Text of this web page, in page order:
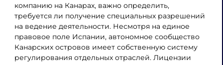
компанию на Канарах, важно определить,
требуется ли получение специальных разрешений
на ведение деятельности. Несмотря на единое
правовое поле Испании, автономное сообщество
Канарских островов имеет собственную систему
регулирования отдельных отраслей. Лицензии